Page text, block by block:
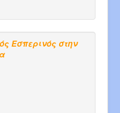
Εσπερινός στην